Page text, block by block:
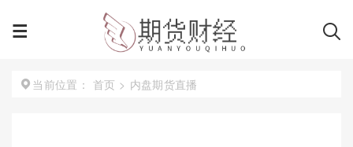
当前位置： 首页 > 内盘期货直播